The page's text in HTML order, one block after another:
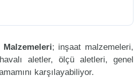
Malzemeleri; inşaat malzemeleri,
aletler, ölçü aletleri, genel
karşılayabiliyor.